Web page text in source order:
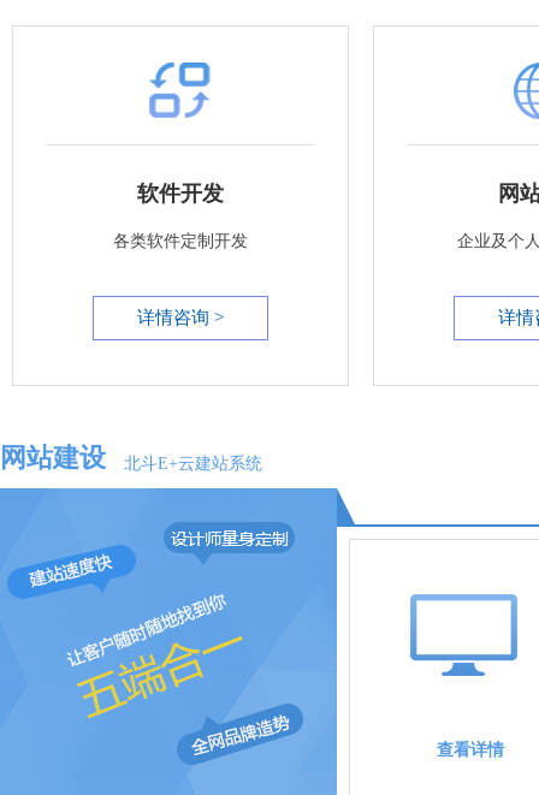
软件开发
各类软件定制开发
详情咨询 >
网
企业及个
详情
网站建设 北斗E+云建站系统
查看详情